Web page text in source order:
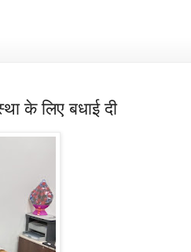
के लिए बधाई दी